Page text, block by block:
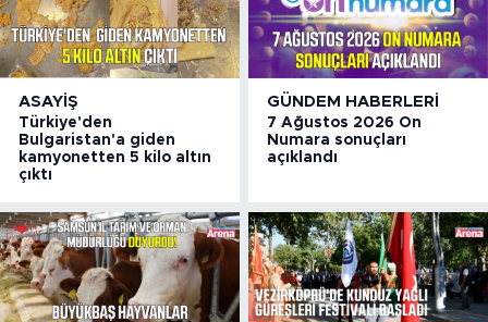
ASAYIŞ
Türkiye'den
Bulgaristan'a giden
kamyonetten 5 kilo altın
çıktı
GÜNDEM HABERLERI
7 Ağustos 2026 On
Numara sonuçları
açıklandı